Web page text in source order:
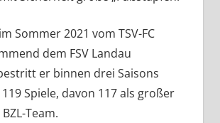
Sommer 2021 vom TSV-FC
dem FSV Landau
er binnen drei Saisons
Spiele, davon 117 als großer
Team.